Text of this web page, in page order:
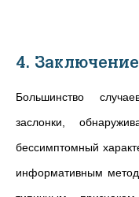
4. Заключение
Большинство
заслонки,
бессимптомный
информативным